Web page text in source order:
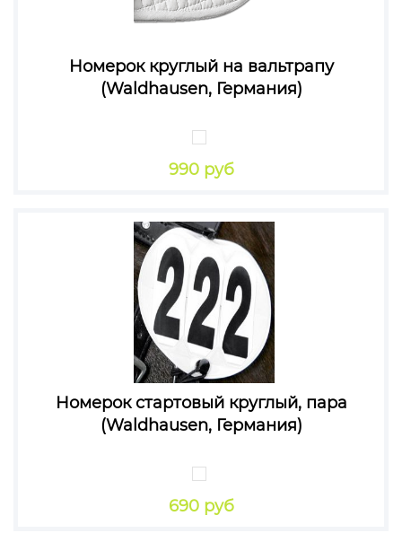
Номерок круглый на вальтрапу
(Waldhausen, Германия)
990 руб
Номерок стартовый круглый, пара
(Waldhausen, Германия)
690 руб